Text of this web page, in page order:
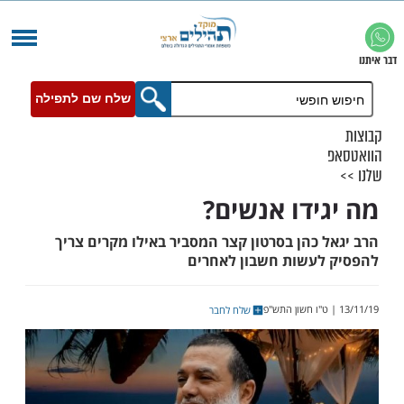
שלח שם לתפילה
אנשים?
בסרטון קצר המסביר באילו מקרים צריך
חשבון לאחרים
שלח לחבר